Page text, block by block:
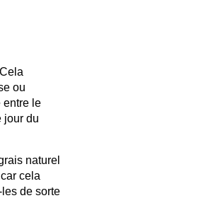
ou
entre le
jour du
naturel
cela
de sorte